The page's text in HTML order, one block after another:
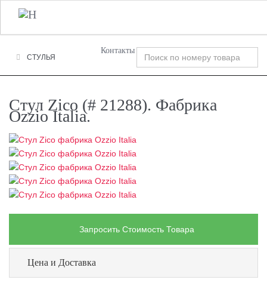
+7 (495) 120-00-58
Контакты
СТУЛЬЯ
Стул Zico (# 21288). Фабрика
Ozzio Italia.
Запросить Стоимость Товара
Цена и Доставка